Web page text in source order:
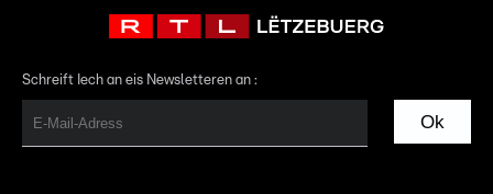
Schreift Iech an eis Newsletteren an :
Ok